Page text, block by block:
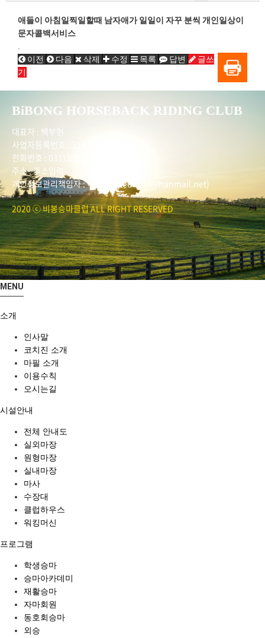
애들이 아침일찍일할때 남자애가 일일이 자꾸 분씩 개인일상이
문자콜백서비스
이전
다음 삭제 수정 목록 답변
글쓰
기
BiBONG HORSEBACK RIDING CLUB
대표자 : 백부현
사업자등록번호 : 314-43-00551
전화번호 : 031)355-8518
주소 : 주소입력
개인정보관리책임자 : 이은정(ejlee7777@hanmail.net)
2020 ⓒ 비봉승마클럽 ALL RIGHT RESERVED
MENU
소개
인사말
코치진 소개
마필 소개
이용수칙
오시는길
시설안내
전체 안내도
실외마장
원형마장
실내마장
마사
수장대
클럽하우스
워킹머신
프로그램
학생승마
승마아카데미
재활승마
자마회원
동호회승마
외승